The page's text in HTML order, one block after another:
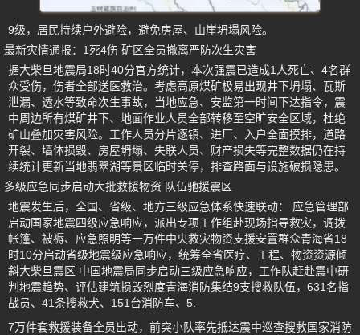
9级，居民持续户外避险，避免房屋、山崖坍塌风险。
最新灾情通报：1死4伤 矿区全员撤离严防次生灾害
据大柴旦地震局18时40分官方统计，本次强震已造成1人死亡、4名群
众受伤，伤者全部送医救治。考虑高原煤矿极易出现井下坍塌、瓦斯
泄漏、透水等致命次生事故，当地应急、安监第一时间下达指令，震
中周边所有煤矿井下、地面作业人员全部转移至空旷安全区域，杜绝
矿山叠加灾害风险。工作人员分片逐镇、进厂、入户全面摸排，道路
开裂、墙体损毁、房屋坍塌、失联人员、财产损失等完整数据仍在持
续统计更新当地翡翠湖等景区临时关停，排查路面与设施破损隐患。
多级应急同步启动大批救援物资 队伍驰援震区
地震发生后，全国、省级、地方三级应急体系快速联动： 应急管理部
启动国家地震四级应急响应，派出专项工作组赴现场指导救灾，调拨
帐篷、被褥、应急照明等一万件中央救灾物资支援安置群众青海省18
时10分启动省级地震级应急响应，统筹全省医疗、工程、物资资源倾
斜大柴旦震区 中国地震局同步启动三级应急响应，工作队赶赴震中研
判地震趋势、评估建筑损毁烈度青海消防集结9支搜救队伍，631名指
战员、41条搜救犬、151台消防车、5.
7万件套救援装备全员出动，前突小队率先抵达震中巡查搜救国家消防